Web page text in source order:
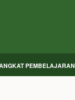
PEMBELAJARAN